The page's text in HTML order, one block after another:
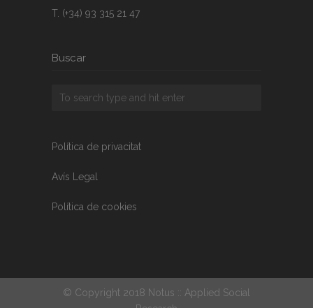
T. (+34) 93 315 21 47
Buscar
Política de privacitat
Avís Legal
Política de cookies
© Copyright 2018 Notus :: Applied Social